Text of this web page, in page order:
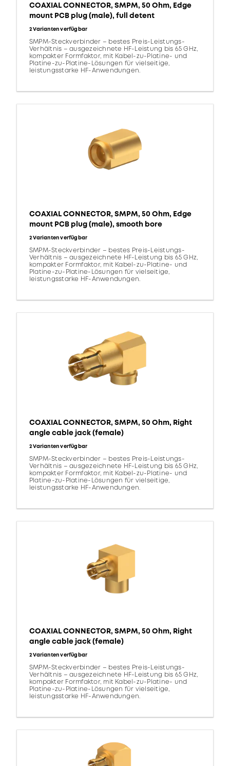
COAXIAL CONNECTOR, SMPM, 50 Ohm, Edge
mount PCB plug (male), full detent
2 Varianten verfügbar
SMPM-Steckverbinder – bestes Preis-Leistungs-
Verhältnis – ausgezeichnete HF-Leistung bis 65 GHz,
kompakter Formfaktor, mit Kabel-zu-Platine- und
Platine-zu-Platine-Lösungen für vielseitige,
leistungsstarke HF-Anwendungen.
COAXIAL CONNECTOR, SMPM, 50 Ohm, Edge
mount PCB plug (male), smooth bore
2 Varianten verfügbar
SMPM-Steckverbinder – bestes Preis-Leistungs-
Verhältnis – ausgezeichnete HF-Leistung bis 65 GHz,
kompakter Formfaktor, mit Kabel-zu-Platine- und
Platine-zu-Platine-Lösungen für vielseitige,
leistungsstarke HF-Anwendungen.
COAXIAL CONNECTOR, SMPM, 50 Ohm, Right
angle cable jack (female)
2 Varianten verfügbar
SMPM-Steckverbinder – bestes Preis-Leistungs-
Verhältnis – ausgezeichnete HF-Leistung bis 65 GHz,
kompakter Formfaktor, mit Kabel-zu-Platine- und
Platine-zu-Platine-Lösungen für vielseitige,
leistungsstarke HF-Anwendungen.
COAXIAL CONNECTOR, SMPM, 50 Ohm, Right
angle cable jack (female)
2 Varianten verfügbar
SMPM-Steckverbinder – bestes Preis-Leistungs-
Verhältnis – ausgezeichnete HF-Leistung bis 65 GHz,
kompakter Formfaktor, mit Kabel-zu-Platine- und
Platine-zu-Platine-Lösungen für vielseitige,
leistungsstarke HF-Anwendungen.